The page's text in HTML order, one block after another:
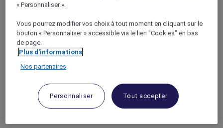
ALL Accor+ Voyager
15% de réduction toute l'annéesur vos séjours
« Personnaliser ».
Vous pourrez modifier vos choix à tout moment en cliquant sur le
bouton « Personnaliser » accessible via le lien "Cookies" en bas
de page.
Plus d'informations
Nos partenaires
Personnaliser Tout accepter